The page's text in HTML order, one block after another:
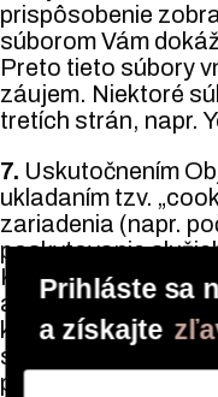
prispôsobenie
súborom Vám
Preto tieto súbory
záujem. Niektoré
tretích strán, napr.
7. Uskutočnením
ukladaním tzv.
zariadenia (napr.
poskytovanie
Kupujúci má
alebo podobné
koncového
svojom koncovom
prehliadania.
Prihláste sa
a získajte